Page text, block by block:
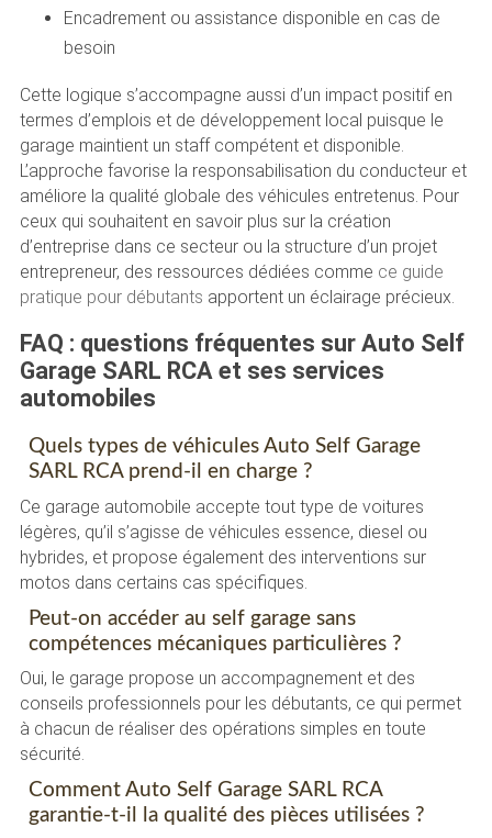
Encadrement ou assistance disponible en cas de
besoin
Cette logique s’accompagne aussi d’un impact positif en
termes d’emplois et de développement local puisque le
garage maintient un staff compétent et disponible.
L’approche favorise la responsabilisation du conducteur et
améliore la qualité globale des véhicules entretenus. Pour
ceux qui souhaitent en savoir plus sur la création
d’entreprise dans ce secteur ou la structure d’un projet
entrepreneur, des ressources dédiées comme ce guide
pratique pour débutants apportent un éclairage précieux.
FAQ : questions fréquentes sur Auto Self
Garage SARL RCA et ses services
automobiles
Quels types de véhicules Auto Self Garage
SARL RCA prend-il en charge ?
Ce garage automobile accepte tout type de voitures
légères, qu’il s’agisse de véhicules essence, diesel ou
hybrides, et propose également des interventions sur
motos dans certains cas spécifiques.
Peut-on accéder au self garage sans
compétences mécaniques particulières ?
Oui, le garage propose un accompagnement et des
conseils professionnels pour les débutants, ce qui permet
à chacun de réaliser des opérations simples en toute
sécurité.
Comment Auto Self Garage SARL RCA
garantie-t-il la qualité des pièces utilisées ?